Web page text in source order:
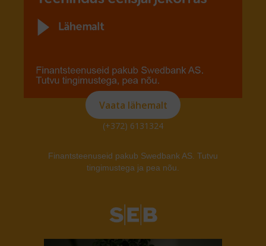
Vaata lähemalt
(+372) 6131324
Finantsteenuseid pakub Swedbank AS. Tutvu
tingimustega ja pea nõu.